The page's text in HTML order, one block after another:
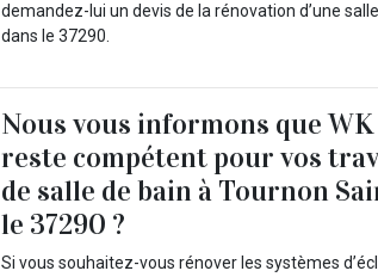
demandez-lui un devis de la rénovation d’une
dans le 37290.
Nous vous informons que
reste compétent pour vos
de salle de bain à Tournon
le 37290 ?
Si vous souhaitez-vous rénover les systèmes